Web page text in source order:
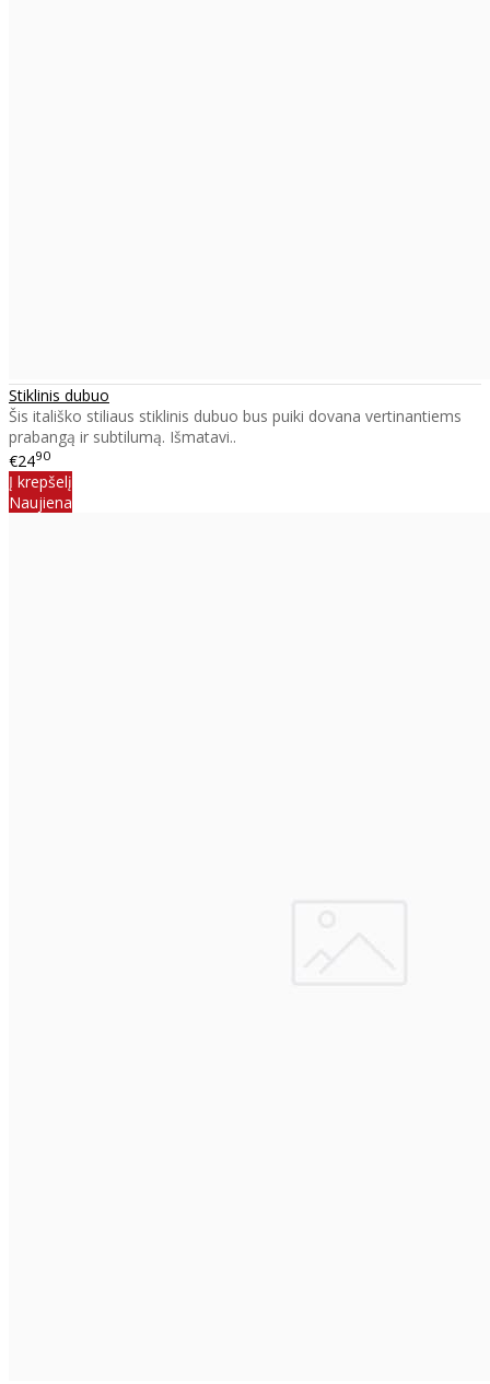
Stiklinis dubuo
Šis itališko stiliaus stiklinis dubuo bus puiki dovana vertinantiems
prabangą ir subtilumą. Išmatavi..
€2490
Į krepšelį
Naujiena